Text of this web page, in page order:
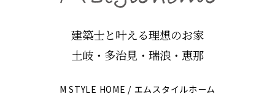
建築士と叶える理想のお家
土岐・多治見・瑞浪・恵那
M STYLE HOME / エムスタイルホーム